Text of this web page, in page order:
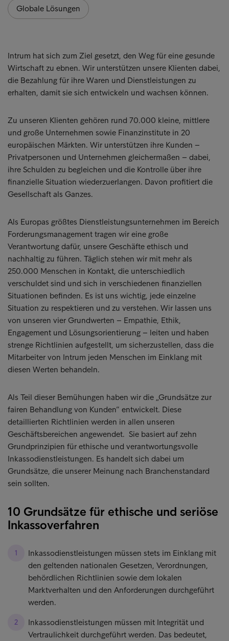
Globale Lösungen
Intrum hat sich zum Ziel gesetzt, den Weg für eine gesunde
Wirtschaft zu ebnen. Wir unterstützen unsere Klienten dabei,
die Bezahlung für ihre Waren und Dienstleistungen zu
erhalten, damit sie sich entwickeln und wachsen können.
Zu unseren Klienten gehören rund 70.000 kleine, mittlere
und große Unternehmen sowie Finanzinstitute in 20
europäischen Märkten. Wir unterstützen ihre Kunden –
Privatpersonen und Unternehmen gleichermaßen – dabei,
ihre Schulden zu begleichen und die Kontrolle über ihre
finanzielle Situation wiederzuerlangen. Davon profitiert die
Gesellschaft als Ganzes.
Als Europas größtes Dienstleistungsunternehmen im Bereich
Forderungsmanagement tragen wir eine große
Verantwortung dafür, unsere Geschäfte ethisch und
nachhaltig zu führen. Täglich stehen wir mit mehr als
250.000 Menschen in Kontakt, die unterschiedlich
verschuldet sind und sich in verschiedenen finanziellen
Situationen befinden. Es ist uns wichtig, jede einzelne
Situation zu respektieren und zu verstehen. Wir lassen uns
von unseren vier Grundwerten – Empathie, Ethik,
Engagement und Lösungsorientierung – leiten und haben
strenge Richtlinien aufgestellt, um sicherzustellen, dass die
Mitarbeiter von Intrum jeden Menschen im Einklang mit
diesen Werten behandeln.
Als Teil dieser Bemühungen haben wir die „Grundsätze zur
fairen Behandlung von Kunden” entwickelt. Diese
detaillierten Richtlinien werden in allen unseren
Geschäftsbereichen angewendet. Sie basiert auf zehn
Grundprinzipien für ethische und verantwortungsvolle
Inkassodienstleistungen. Es handelt sich dabei um
Grundsätze, die unserer Meinung nach Branchenstandard
sein sollten.
10 Grundsätze für ethische und seriöse
Inkassoverfahren
Inkassodienstleistungen müssen stets im Einklang mit
den geltenden nationalen Gesetzen, Verordnungen,
behördlichen Richtlinien sowie dem lokalen
Marktverhalten und den Anforderungen durchgeführt
werden.
Inkassodienstleistungen müssen mit Integrität und
Vertraulichkeit durchgeführt werden. Das bedeutet,